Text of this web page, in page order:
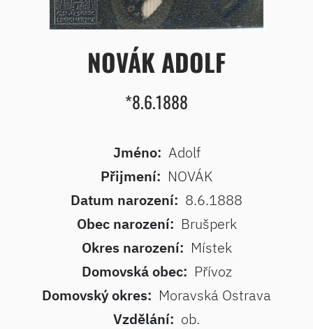
NOVÁK ADOLF
*8.6.1888
Jméno: Adolf
Přijmení: NOVÁK
Datum narození: 8.6.1888
Obec narození: Brušperk
Okres narození: Místek
Domovská obec: Přívoz
Domovský okres: Moravská Ostrava
Vzdělání: ob.